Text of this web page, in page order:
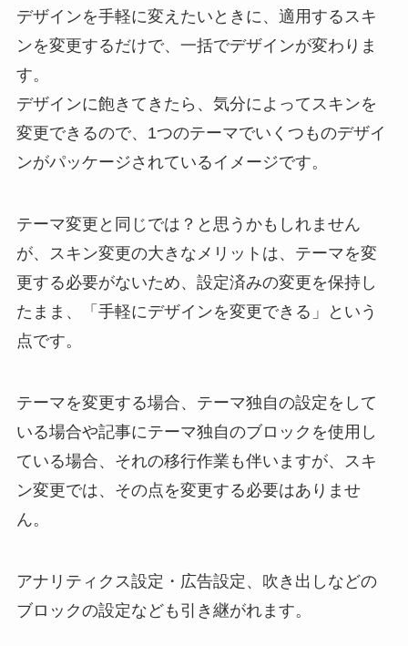
デザインを手軽に変えたいときに、適用するスキ
ンを変更するだけで、一括でデザインが変わりま
す。
デザインに飽きてきたら、気分によってスキンを
変更できるので、1つのテーマでいくつものデザイ
ンがパッケージされているイメージです。
テーマ変更と同じでは？と思うかもしれません
が、スキン変更の大きなメリットは、テーマを変
更する必要がないため、設定済みの変更を保持し
たまま、「手軽にデザインを変更できる」という
点です。
テーマを変更する場合、テーマ独自の設定をして
いる場合や記事にテーマ独自のブロックを使用し
ている場合、それの移行作業も伴いますが、スキ
ン変更では、その点を変更する必要はありませ
ん。
アナリティクス設定・広告設定、吹き出しなどの
ブロックの設定なども引き継がれます。